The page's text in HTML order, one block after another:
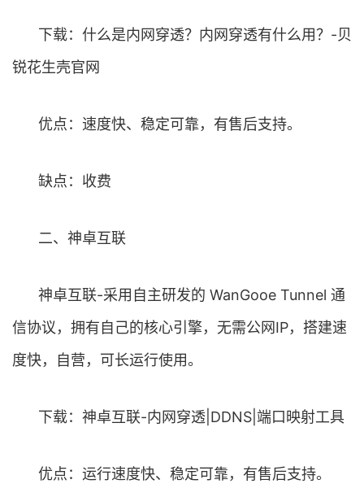
下载：什么是内网穿透？内网穿透有什么用？-贝
锐花生壳官网
优点：速度快、稳定可靠，有售后支持。
缺点：收费
二、神卓互联
神卓互联-采用自主研发的 WanGooe Tunnel 通
信协议，拥有自己的核心引擎，无需公网IP，搭建速
度快，自营，可长运行使用。
下载：神卓互联-内网穿透|DDNS|端口映射工具
优点：运行速度快、稳定可靠，有售后支持。